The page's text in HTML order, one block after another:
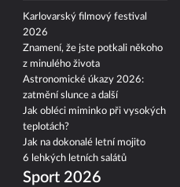
Karlovarský filmový festival
2026
Znamení, že jste potkali někoho
z minulého života
Astronomické úkazy 2026:
zatmění slunce a další
Jak obléci miminko při vysokých
teplotách?
Jak na dokonalé letní mojito
6 lehkých letních salátů
Sport 2026